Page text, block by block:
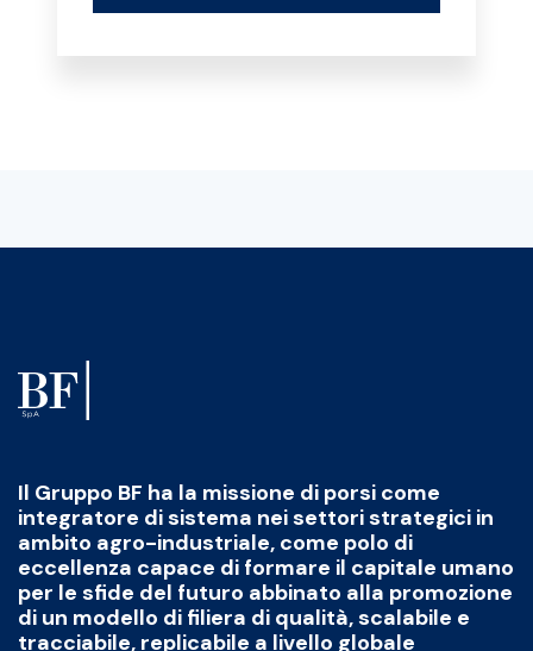
Il Gruppo BF ha la missione di porsi come
integratore di sistema nei settori strategici in
ambito agro-industriale, come polo di
eccellenza capace di formare il capitale umano
per le sfide del futuro abbinato alla promozione
di un modello di filiera di qualità, scalabile e
tracciabile, replicabile a livello globale